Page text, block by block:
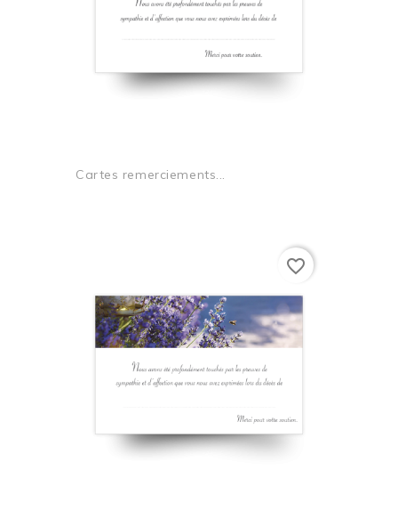
Cartes remerciements...
favorite_border